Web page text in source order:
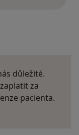
důležité.
za
pacienta.